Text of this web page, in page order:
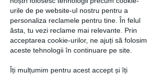
urile de pe website-ul nostru pentru a
personaliza reclamele pentru tine. În felul
ăsta, tu vezi reclame mai relevante. Prin
acceptarea cookie-urilor, ne ajuți să folosim
aceste tehnologii în continuare pe site.
Îți mulțumim pentru acest accept și îți
loading...